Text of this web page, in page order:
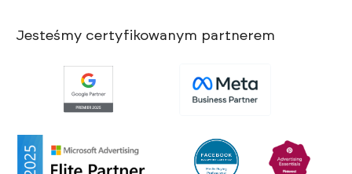
Jesteśmy certyfikowanym partnerem